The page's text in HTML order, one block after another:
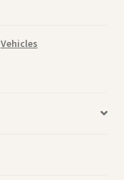
Vehicles